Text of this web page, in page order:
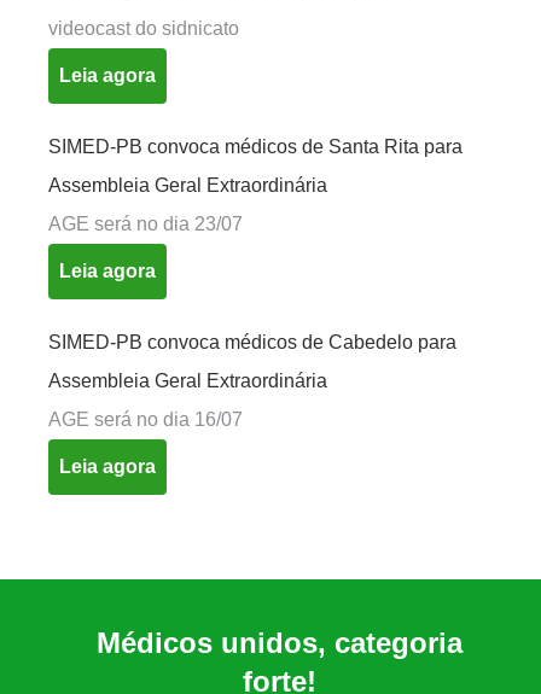
videocast do sidnicato
Leia agora
SIMED-PB convoca médicos de Santa Rita para
Assembleia Geral Extraordinária
AGE será no dia 23/07
Leia agora
SIMED-PB convoca médicos de Cabedelo para
Assembleia Geral Extraordinária
AGE será no dia 16/07
Leia agora
Médicos unidos, categoria
forte!